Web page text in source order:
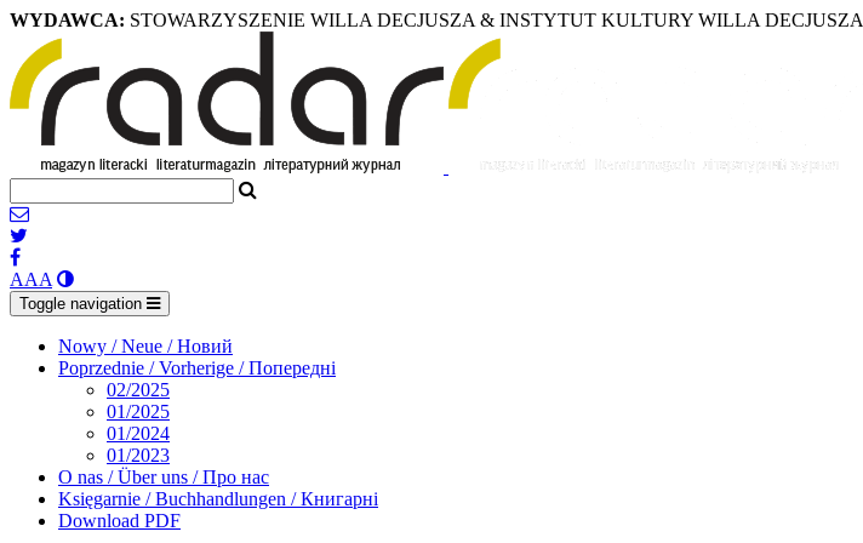
WYDAWCA: STOWARZYSZENIE WILLA DECJUSZA & INSTYTUT KULTURY WILLA DECJUSZA
AAA
Toggle navigation
Nowy / Neue / Новий
Poprzednie / Vorherige / Попередні
02/2025
01/2025
01/2024
01/2023
O nas / Über uns / Про нас
Księgarnie / Buchhandlungen / Книгарні
Download PDF